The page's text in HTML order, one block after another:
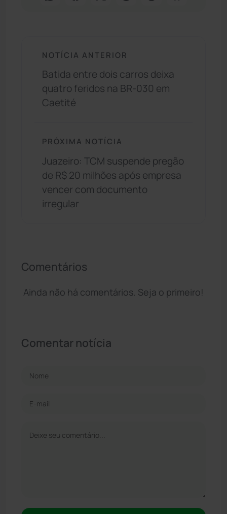
NOTÍCIA ANTERIOR
Batida entre dois carros deixa
quatro feridos na BR-030 em
Caetité
PRÓXIMA NOTÍCIA
Juazeiro: TCM suspende pregão
de R$ 20 milhões após empresa
vencer com documento
irregular
Comentários
Ainda não há comentários. Seja o primeiro!
Comentar notícia